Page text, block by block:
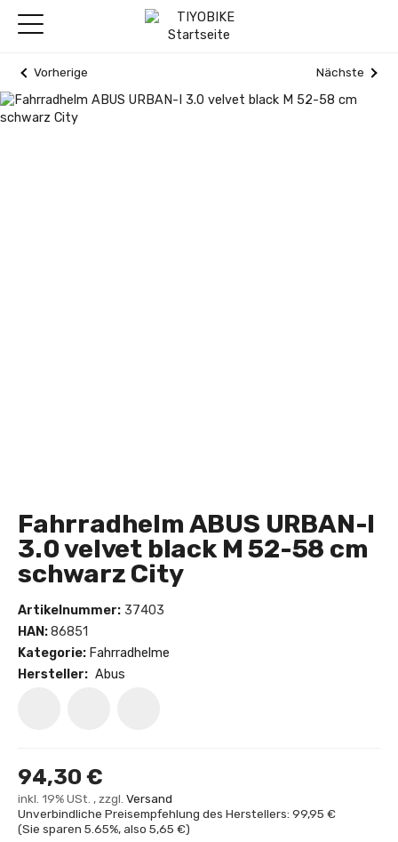
Vorherige Nächste
Fahrradhelm ABUS URBAN-I
3.0 velvet black M 52-58 cm
schwarz City
Artikelnummer: 37403
HAN:86851
Kategorie: Fahrradhelme
Hersteller: Abus
94,30 €
inkl. 19% USt. , zzgl. Versand
Unverbindliche Preisempfehlung des Herstellers: 99,95 €
(Sie sparen 5.65%, also 5,65 €)